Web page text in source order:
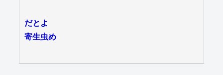
だとよ
寄生虫め